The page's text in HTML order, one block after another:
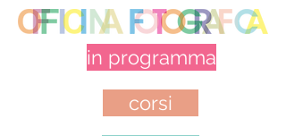
in programma
corsi